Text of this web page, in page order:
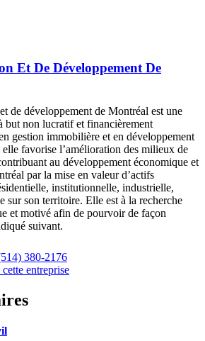
Et De Développement De
de développement de Montréal est une
but non lucratif et financièrement
gestion immobilière et en développement
favorise l’amélioration des milieux de
au développement économique et
par la mise en valeur d’actifs
institutionnelle, industrielle,
sur son territoire. Elle est à la recherche
et motivé afin de pourvoir de façon
suivant.
380-2176
entreprise